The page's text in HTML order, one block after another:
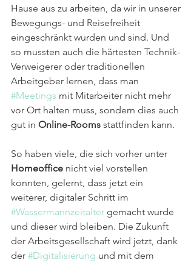
Hause aus zu arbeiten, da wir in unserer
Bewegungs- und Reisefreiheit
eingeschränkt wurden und sind. Und
so mussten auch die härtesten Technik-
Verweigerer oder traditionellen
Arbeitgeber lernen, dass man
#Meetings mit Mitarbeiter nicht mehr
vor Ort halten muss, sondern dies auch
gut in Online-Rooms stattfinden kann.
So haben viele, die sich vorher unter
Homeoffice nicht viel vorstellen
konnten, gelernt, dass jetzt ein
weiterer, digitaler Schritt im
#Wassermannzeitalter gemacht wurde
und dieser wird bleiben. Die Zukunft
der Arbeitsgesellschaft wird jetzt, dank
der #Digitalisierung und mit dem